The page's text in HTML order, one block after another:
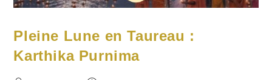
Pleine Lune en Taureau :
Karthika Purnima